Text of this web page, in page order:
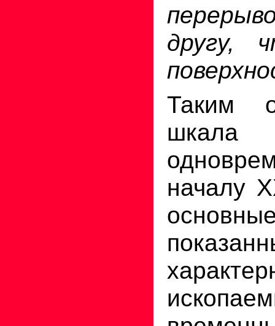
другу,
Таким
шкала
началу